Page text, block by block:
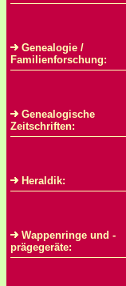
Genealogie /
Familienforschung:
Genealogische
Zeitschriften:
Heraldik:
Wappenringe und -
prägegeräte: